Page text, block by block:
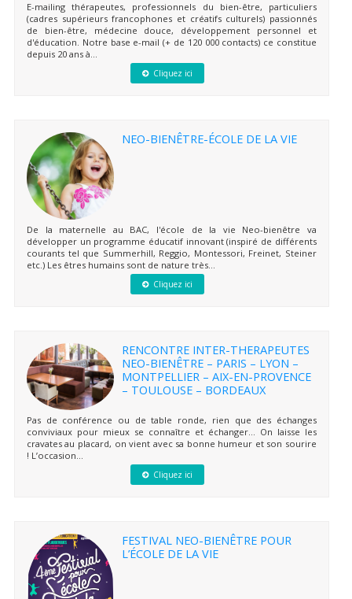
E-mailing thérapeutes, professionnels du bien-être, particuliers
(cadres supérieurs francophones et créatifs culturels) passionnés
de bien-être, médecine douce, développement personnel et
d'éducation. Notre base e-mail (+ de 120 000 contacts) ce constitue
depuis 20 ans à...
Cliquez ici
NEO-BIENÊTRE-ÉCOLE DE LA VIE
De la maternelle au BAC, l'école de la vie Neo-bienêtre va
développer un programme éducatif innovant (inspiré de différents
courants tel que Summerhill, Reggio, Montessori, Freinet, Steiner
etc.) Les êtres humains sont de nature très...
Cliquez ici
RENCONTRE INTER-THERAPEUTES
NEO-BIENÊTRE – PARIS – LYON –
MONTPELLIER – AIX-EN-PROVENCE
– TOULOUSE – BORDEAUX
Pas de conférence ou de table ronde, rien que des échanges
conviviaux pour mieux se connaître et échanger… On laisse les
cravates au placard, on vient avec sa bonne humeur et son sourire
! L’occasion...
Cliquez ici
FESTIVAL NEO-BIENÊTRE POUR
L’ÉCOLE DE LA VIE